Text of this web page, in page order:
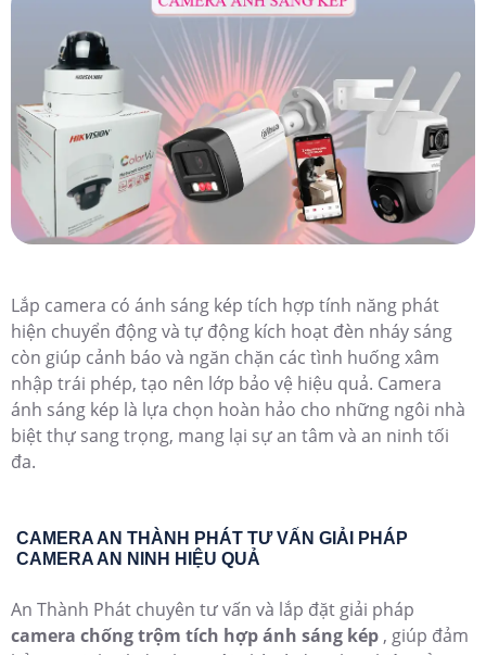
Lắp camera có ánh sáng kép tích hợp tính năng phát
hiện chuyển động và tự động kích hoạt đèn nháy sáng
còn giúp cảnh báo và ngăn chặn các tình huống xâm
nhập trái phép, tạo nên lớp bảo vệ hiệu quả. Camera
ánh sáng kép là lựa chọn hoàn hảo cho những ngôi nhà
biệt thự sang trọng, mang lại sự an tâm và an ninh tối
đa.
CAMERA AN THÀNH PHÁT TƯ VẤN GIẢI PHÁP
CAMERA AN NINH HIỆU QUẢ
An Thành Phát chuyên tư vấn và lắp đặt giải pháp
camera chống trộm tích hợp ánh sáng kép , giúp đảm